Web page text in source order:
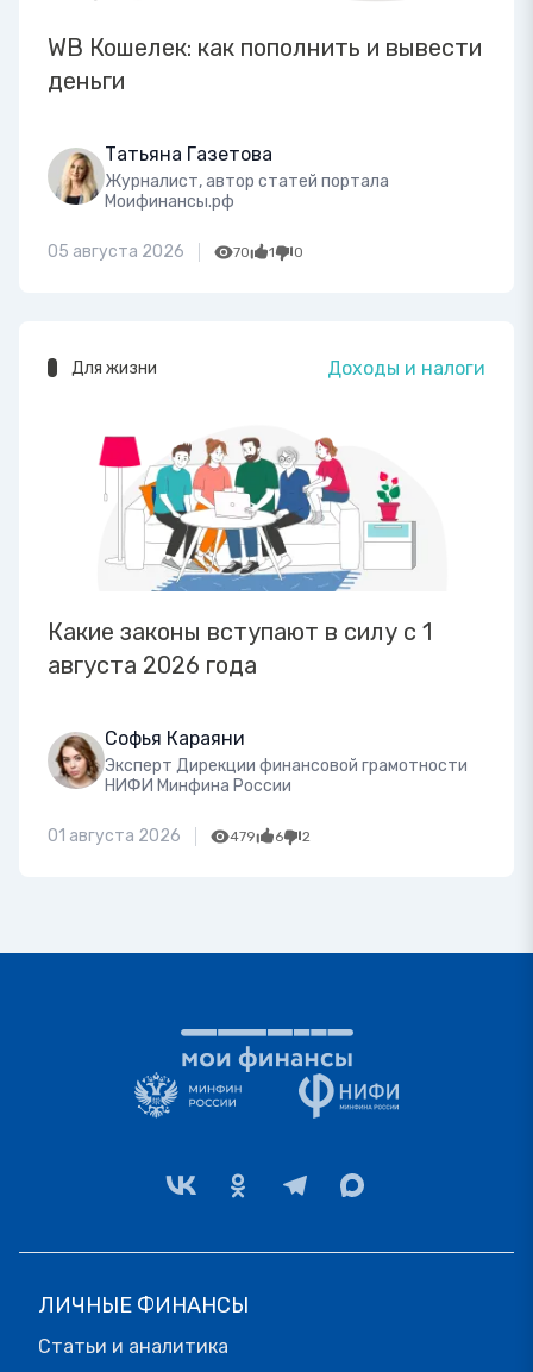
WB Кошелек: как пополнить и вывести
деньги
Татьяна Газетова
Журналист, автор статей портала
Моифинансы.рф
05 августа 2026 70 1 0
Для жизни Доходы и налоги
Какие законы вступают в силу с 1
августа 2026 года
Софья Караяни
Эксперт Дирекции финансовой грамотности
НИФИ Минфина России
01 августа 2026 479 6 2
ЛИЧНЫЕ ФИНАНСЫ
Статьи и аналитика